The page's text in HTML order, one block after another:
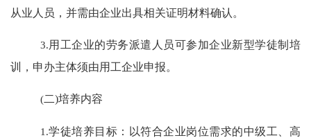
从业人员，并需由企业出具相关证明材料确认。
3.用工企业的劳务派遣人员可参加企业新型学徒制培
训，申办主体须由用工企业申报。
(二)培养内容
1.学徒培养目标：以符合企业岗位需求的中级工、高